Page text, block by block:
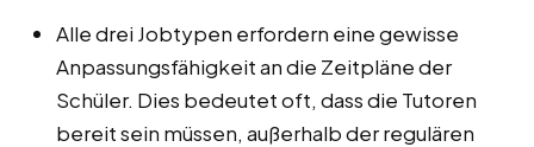
Alle drei Jobtypen erfordern eine gewisse
Anpassungsfähigkeit an die Zeitpläne der
Schüler. Dies bedeutet oft, dass die Tutoren
bereit sein müssen, außerhalb der regulären